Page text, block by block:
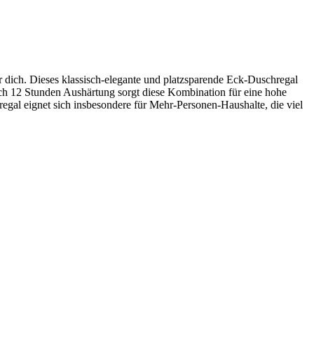
Dieses klassisch-elegante und platzsparende Eck-Duschregal
12 Stunden Aushärtung sorgt diese Kombination für eine hohe
eignet sich insbesondere für Mehr-Personen-Haushalte, die viel